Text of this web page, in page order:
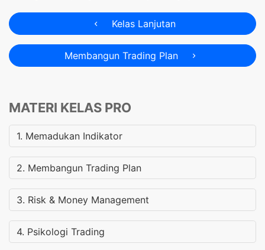
Kelas Lanjutan
Membangun Trading Plan
MATERI KELAS PRO
1. Memadukan Indikator
2. Membangun Trading Plan
3. Risk & Money Management
4. Psikologi Trading